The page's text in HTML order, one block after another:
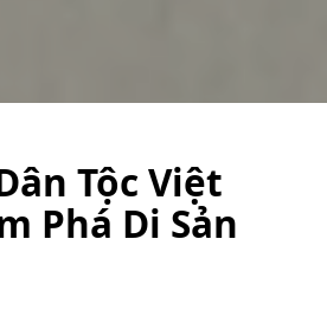
Tộc Việt
Phá Di Sản